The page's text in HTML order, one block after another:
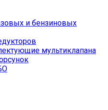
и бензиновых
мультиклапана